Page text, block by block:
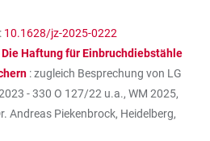
10.1628/jz-2025-0222
Die Haftung für Einbruchdiebstähle
: zugleich Besprechung von LG
- 330 O 127/22 u.a., WM 2025,
Andreas Piekenbrock, Heidelberg,